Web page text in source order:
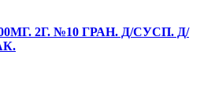
2Г. №10 ГРАН. Д/СУСП. Д/